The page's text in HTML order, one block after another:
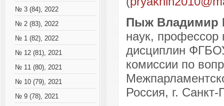
№ 3 (84), 2022
№ 2 (83), 2022
№ 1 (82), 2022
№ 12 (81), 2021
№ 11 (80), 2021
№ 10 (79), 2021
№ 9 (78), 2021
Пыж Владимир
наук,
дисциплин
комиссии по
Россия, г. Санкт-